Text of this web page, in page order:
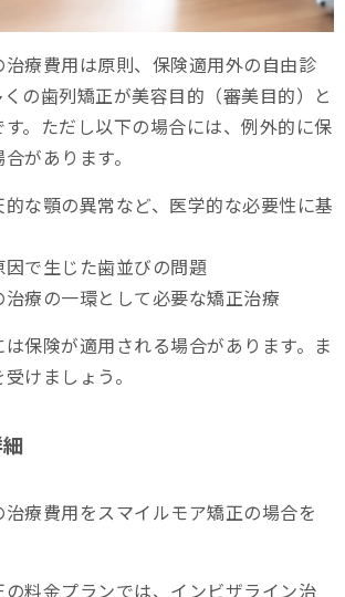
療費用は原則、保険適用外の自由診
の歯列矯正が美容目的（審美目的）と
。ただし以下の場合には、例外的に保
があります。
的な顎の異常など、医学的な必要性に基
因で生じた歯並びの問題
治療の一環として必要な矯正治療
保険が適用される場合があります。ま
けましょう。
療費用をスマイルモア矯正の場合を
の料金プランでは、インビザライン治